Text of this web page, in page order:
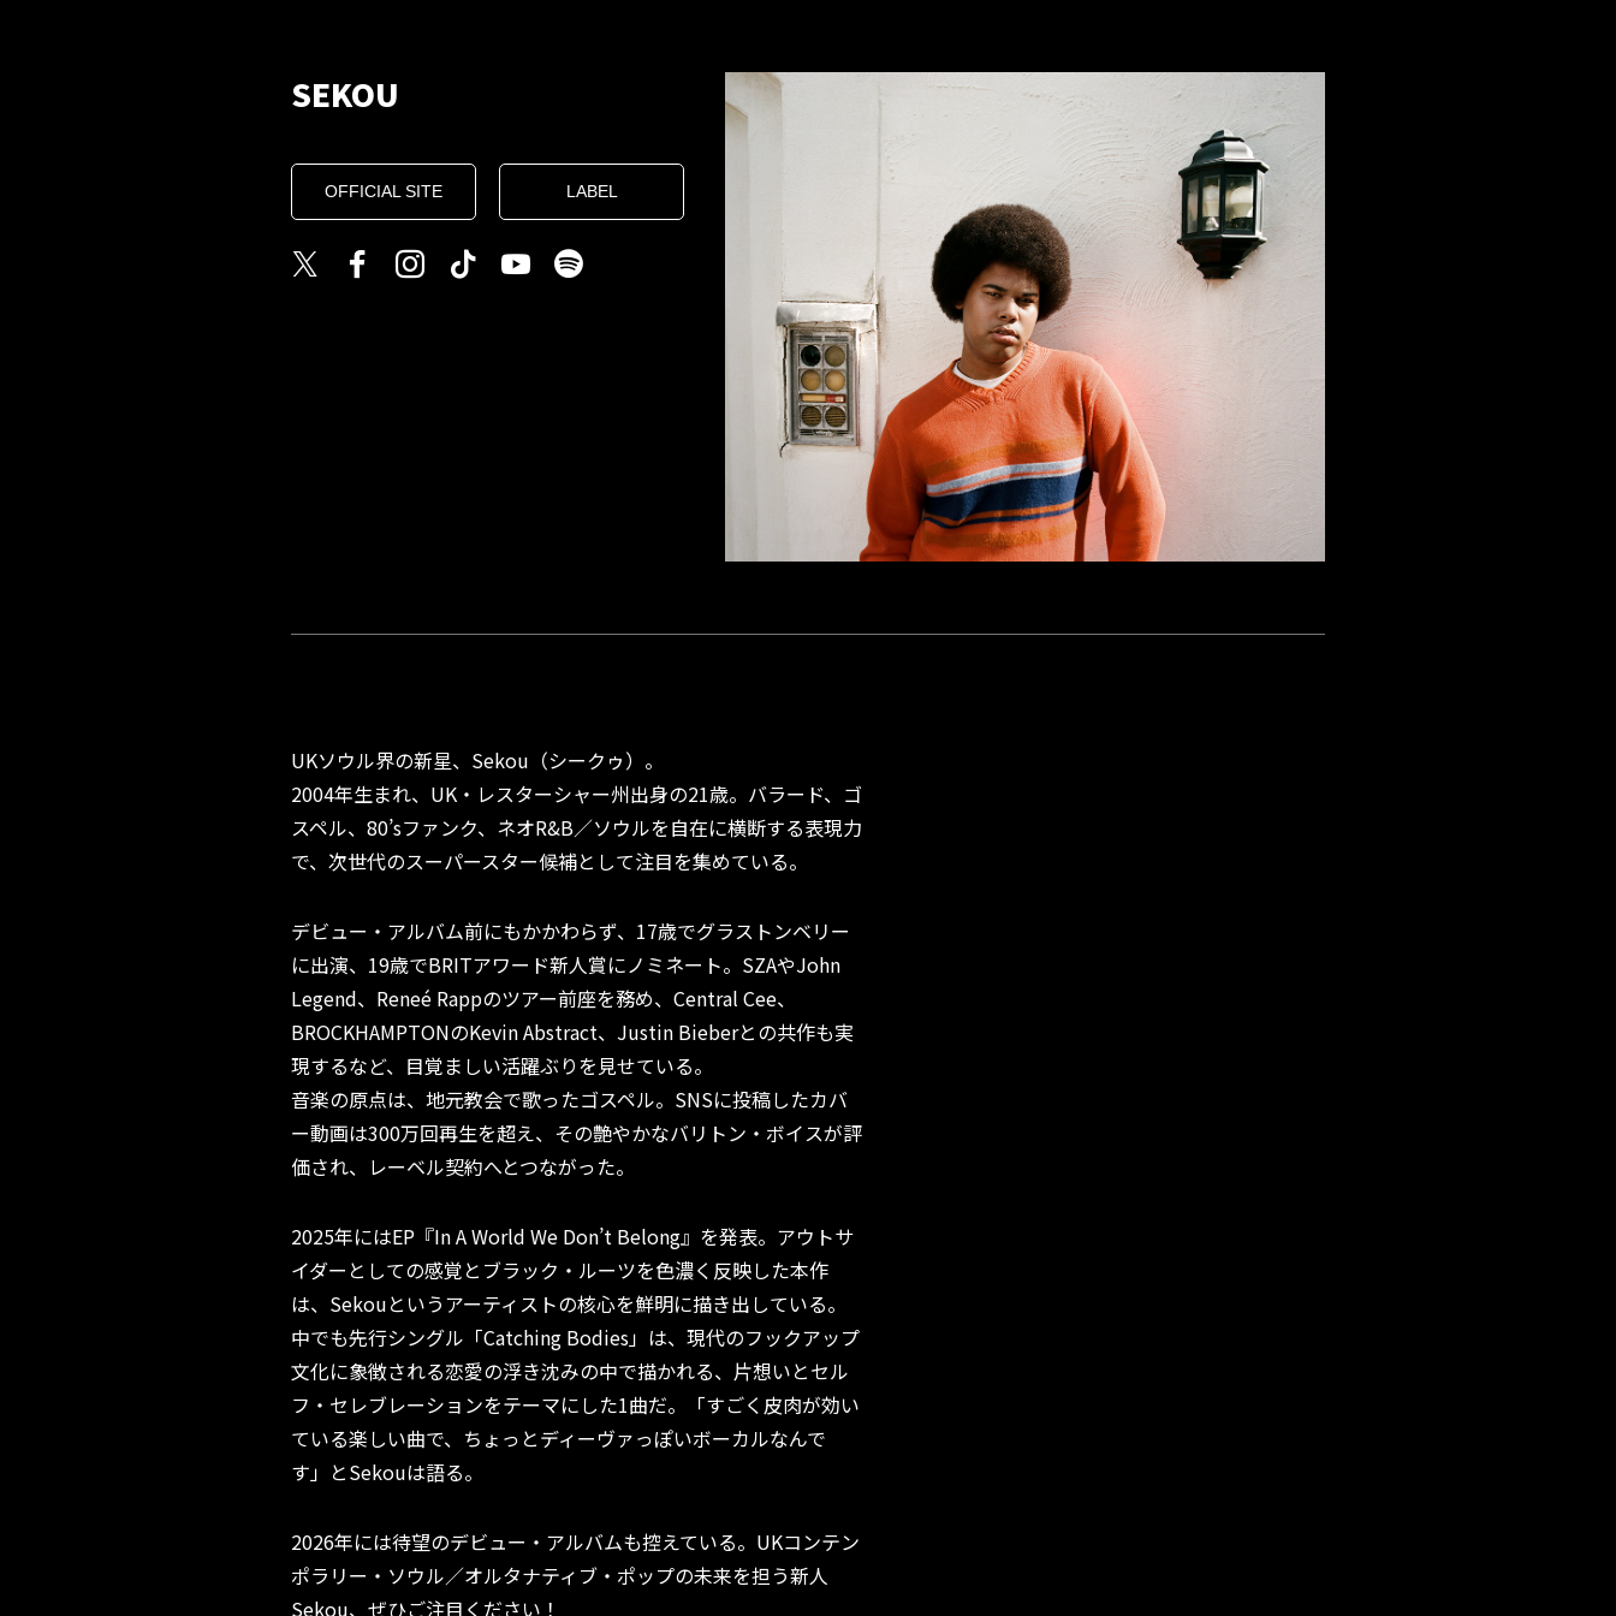
SEKOU
OFFICIAL SITE LABEL
UKソウル界の新星、Sekou（シークゥ）。
2004年生まれ、UK・レスターシャー州出身の21歳。バラード、ゴ
スペル、80’sファンク、ネオR&B／ソウルを自在に横断する表現力
で、次世代のスーパースター候補として注目を集めている。
デビュー・アルバム前にもかかわらず、17歳でグラストンベリー
に出演、19歳でBRITアワード新人賞にノミネート。SZAやJohn
Legend、Reneé Rappのツアー前座を務め、Central Cee、
BROCKHAMPTONのKevin Abstract、Justin Bieberとの共作も実
現するなど、目覚ましい活躍ぶりを見せている。
音楽の原点は、地元教会で歌ったゴスペル。SNSに投稿したカバ
ー動画は300万回再生を超え、その艶やかなバリトン・ボイスが評
価され、レーベル契約へとつながった。
2025年にはEP『In A World We Don’t Belong』を発表。アウトサ
イダーとしての感覚とブラック・ルーツを色濃く反映した本作
は、Sekouというアーティストの核心を鮮明に描き出している。
中でも先行シングル「Catching Bodies」は、現代のフックアップ
文化に象徴される恋愛の浮き沈みの中で描かれる、片想いとセル
フ・セレブレーションをテーマにした1曲だ。「すごく皮肉が効い
ている楽しい曲で、ちょっとディーヴァっぽいボーカルなんで
す」とSekouは語る。
2026年には待望のデビュー・アルバムも控えている。UKコンテン
ポラリー・ソウル／オルタナティブ・ポップの未来を担う新人
Sekou、ぜひご注目ください！